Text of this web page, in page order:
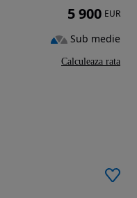
5 900 EUR
Sub medie
Calculeaza rata